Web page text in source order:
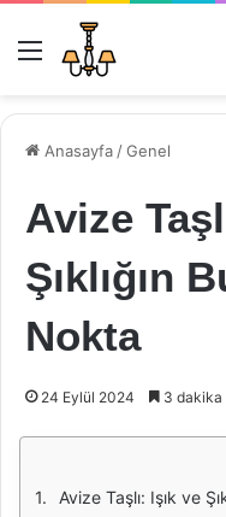
Menü
Anasayfa /Genel
Avize
Şıklığın
Nokta
24 Eylül 2024 3 dakika
Avize Taşlı: Işık ve